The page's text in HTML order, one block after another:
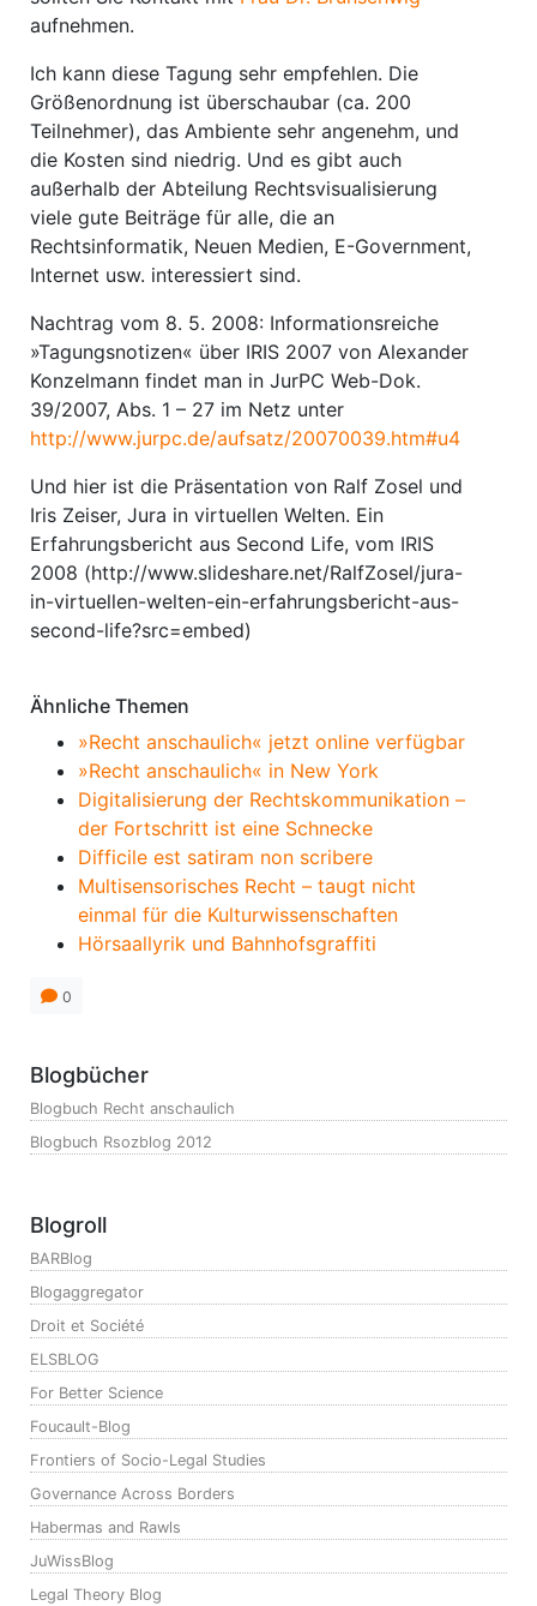
aufnehmen.
Ich kann diese Tagung sehr empfehlen. Die
Größenordnung ist überschaubar (ca. 200
Teilnehmer), das Ambiente sehr angenehm, und
die Kosten sind niedrig. Und es gibt auch
außerhalb der Abteilung Rechtsvisualisierung
viele gute Beiträge für alle, die an
Rechtsinformatik, Neuen Medien, E-Government,
Internet usw. interessiert sind.
Nachtrag vom 8. 5. 2008: Informationsreiche
»Tagungsnotizen« über IRIS 2007 von Alexander
Konzelmann findet man in JurPC Web-Dok.
39/2007, Abs. 1 – 27 im Netz unter
http://www.jurpc.de/aufsatz/20070039.htm#u4
Und hier ist die Präsentation von Ralf Zosel und
Iris Zeiser, Jura in virtuellen Welten. Ein
Erfahrungsbericht aus Second Life, vom IRIS
2008 (http://www.slideshare.net/RalfZosel/jura-
in-virtuellen-welten-ein-erfahrungsbericht-aus-
second-life?src=embed)
Ähnliche Themen
»Recht anschaulich« jetzt online verfügbar
»Recht anschaulich« in New York
Digitalisierung der Rechtskommunikation –
der Fortschritt ist eine Schnecke
Difficile est satiram non scribere
Multisensorisches Recht – taugt nicht
einmal für die Kulturwissenschaften
Hörsaallyrik und Bahnhofsgraffiti
0
Blogbücher
Blogbuch Recht anschaulich
Blogbuch Rsozblog 2012
Blogroll
BARBlog
Blogaggregator
Droit et Société
ELSBLOG
For Better Science
Foucault-Blog
Frontiers of Socio-Legal Studies
Governance Across Borders
Habermas and Rawls
JuWissBlog
Legal Theory Blog